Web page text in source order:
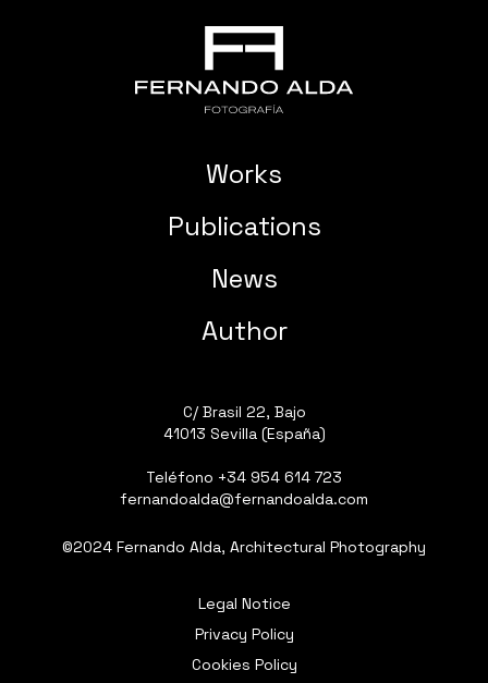
Works
Publications
News
Author
C/ Brasil 22, Bajo
41013 Sevilla (España)
Teléfono +34 954 614 723
fernandoalda@fernandoalda.com
©2024 Fernando Alda, Architectural Photography
Legal Notice
Privacy Policy
Cookies Policy